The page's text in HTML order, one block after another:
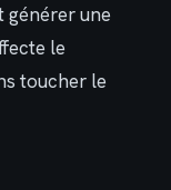
générer une
le
toucher le